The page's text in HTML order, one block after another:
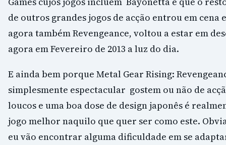
de outros grandes jogos de acção entrou em cena
agora também Revengeance, voltou a estar em
agora em Fevereiro de 2013 a luz do dia.
E ainda bem porque Metal Gear Rising:
simplesmente espectacular gostem ou não de
loucos e uma boa dose de design japonês é
jogo melhor naquilo que quer ser como este.
eu vão encontrar alguma dificuldade em se